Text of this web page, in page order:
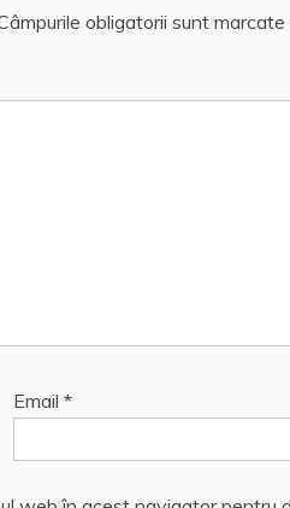
obligatorii sunt marcate
Email *